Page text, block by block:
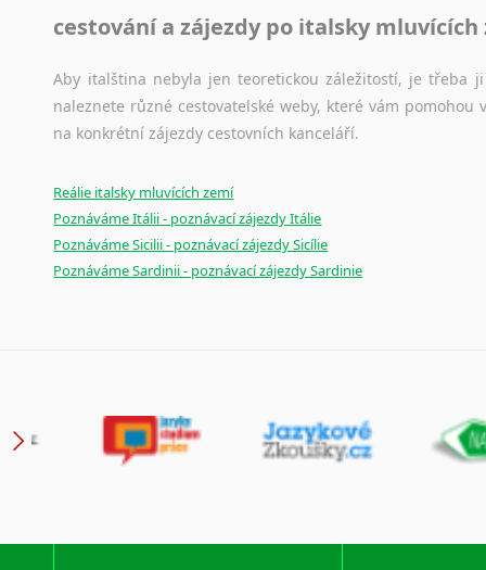
cestování a zájezdy po italsky mluvících
Aby italština nebyla jen teoretickou záležitostí, je třeba
naleznete různé cestovatelské weby, které vám
na konkrétní zájezdy cestovních kanceláří.
Reálie italsky mluvících zemí
Poznáváme Itálii - poznávací zájezdy Itálie
Poznáváme Sicilii - poznávací zájezdy Sicílie
Poznáváme Sardinii - poznávací zájezdy Sardinie